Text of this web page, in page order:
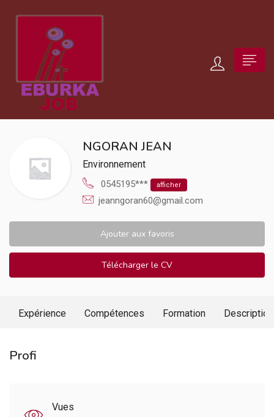
NGORAN JEAN
Environnement
0545195*** afficher
jeanngoran60@gmail.com
Ajouter aux favoris
Télécharger le CV
Expérience Compétences Formation Description
Profi
Vues